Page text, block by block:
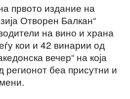
првото издание на
Отворен Балкан“
на вино и храна
кои и 42 винарии од
вечер“ на која
регионот беа присутни и